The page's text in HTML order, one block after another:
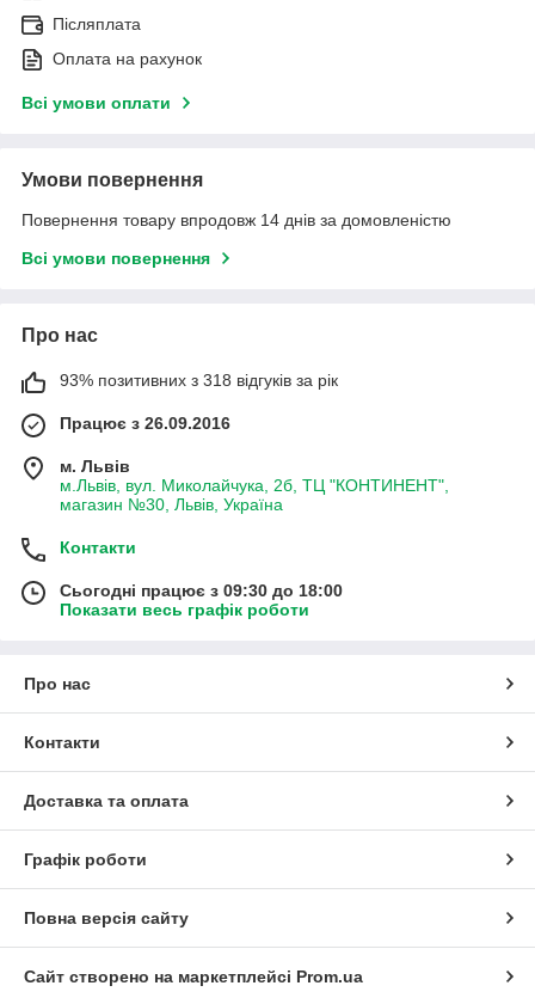
Післяплата
Оплата на рахунок
Всі умови оплати
Умови повернення
Повернення товару впродовж 14 днів за домовленістю
Всі умови повернення
Про нас
93% позитивних з 318 відгуків за рік
Працює з 26.09.2016
м. Львів
м.Львів, вул. Миколайчука, 2б, ТЦ "КОНТИНЕНТ",
магазин №30, Львів, Україна
Контакти
Сьогодні працює з 09:30 до 18:00
Показати весь графік роботи
Про нас
Контакти
Доставка та оплата
Графік роботи
Повна версія сайту
Сайт створено на маркетплейсі Prom.ua